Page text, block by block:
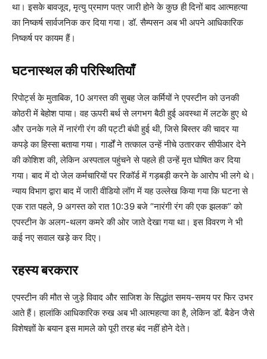
था। इसके बावजूद, मृत्यु प्रमाण पत्र जारी होने के कुछ ही दिनों बाद आत्महत्या
का निष्कर्ष सार्वजनिक कर दिया गया। डॉ. सैम्पसन अब भी अपने आधिकारिक
निष्कर्ष पर कायम हैं।
घटनास्थल की परिस्थितियाँ
रिपोर्ट्स के मुताबिक, 10 अगस्त की सुबह जेल कर्मियों ने एपस्टीन को उनकी
कोठरी में बेहोश पाया। वह ऊपरी बर्थ से लगभग बैठी हुई अवस्था में लटके हुए थे
और उनके गले में नारंगी रंग की पट्टी बंधी हुई थी, जिसे बिस्तर की चादर या
कपड़े का हिस्सा बताया गया। गार्डों ने तत्काल उन्हें नीचे उतारकर सीपीआर देने
की कोशिश की, लेकिन अस्पताल पहुंचने से पहले ही उन्हें मृत घोषित कर दिया
गया। बाद में दो जेल कर्मचारियों पर रिकॉर्ड में गड़बड़ी करने के आरोप भी लगे थे।
न्याय विभाग द्वारा बाद में जारी वीडियो लॉग में यह उल्लेख किया गया कि घटना से
एक रात पहले, 9 अगस्त को रात 10:39 बजे “नारंगी रंग की एक झलक” को
एपस्टीन के अलग-थलग कमरे की ओर जाते देखा गया था। इस विवरण ने भी
कई नए सवाल खड़े कर दिए।
रहस्य बरकरार
एपस्टीन की मौत से जुड़े विवाद और साजिश के सिद्धांत समय-समय पर फिर उभर
आते हैं। हालांकि आधिकारिक रुख अब भी आत्महत्या का है, लेकिन डॉ. बैडेन जैसे
विशेषज्ञों के बयान इस मामले को पूरी तरह बंद नहीं होने देते।